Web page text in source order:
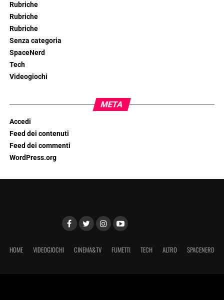
Rubriche
Rubriche
Rubriche
Senza categoria
SpaceNerd
Tech
Videogiochi
META
Accedi
Feed dei contenuti
Feed dei commenti
WordPress.org
HOME VIDEOGIOCHI CINEMA&TV FUMETTI TECH ALTRO SPACENERD